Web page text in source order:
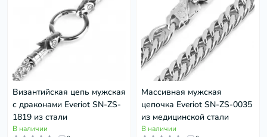
Византийская цепь мужская
с драконами Everiot SN-ZS-
1819 из стали
В наличии
Массивная мужская
цепочка Everiot SN-ZS-0035
из медицинской стали
В наличии